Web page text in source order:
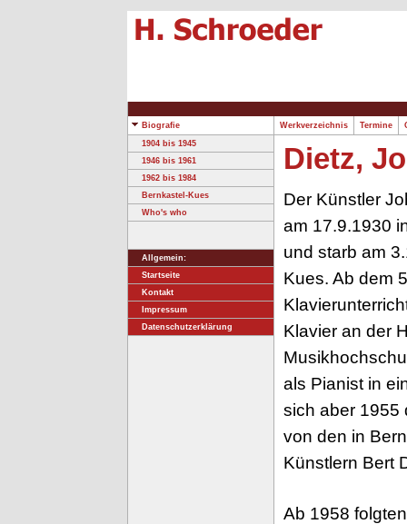
Biografie Werkverzeichnis Termine
1904 bis 1945
1946 bis 1961
1962 bis 1984
Bernkastel-Kues
Who's who
Allgemein:
Startseite
Kontakt
Impressum
Datenschutzerklärung
Dietz,
Der Künstler
am 17.9.1930
und starb am
Kues. Ab dem
Klavier an der
als Pianist in
sich aber 1955
von den in
Künstlern Bert
Ab 1958